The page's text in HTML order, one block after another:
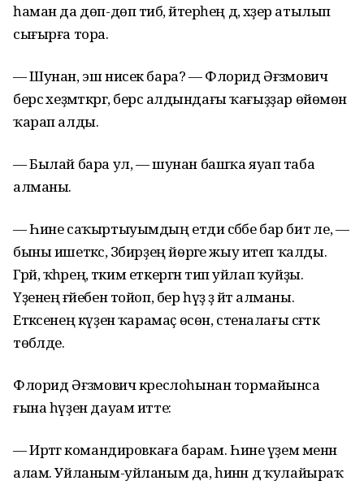
һаман да дөп-дөп тибә, әйтерһең дә, хәҙер атылып
сығырға тора.
— Шунан, эш нисек бара? — Флорид Әғзәмович
берсә хеҙмәткәргә, берсә алдындағы ҡағыҙҙар өйөмөнә
ҡарап алды.
— Былай бара ул, — шунан башҡа яуап таба
алманы.
— Һине саҡыртыуымдың етди сәбәбе бар бит әле, —
быны ишеткәс, Зәбирҙең йөрәге жыу итеп ҡалды.
Гәрәй, ҡәһәрең, тәким еткергән тип уйлап ҡуйҙы.
Үҙенең ғәйебен тойоп, бер һүҙ ҙә әйтә алманы.
Етәксенең күҙенә ҡарамаҫ өсөн, стеналағы сәғәткә
төбәлде.
Флорид Әғзәмович креслоһынан тормайынса
ғына һүҙен дауам итте:
— Иртәгә командировкаға барам. Һине үҙем менән
алам. Уйланым-уйланым да, һинән дә ҡулайыраҡ